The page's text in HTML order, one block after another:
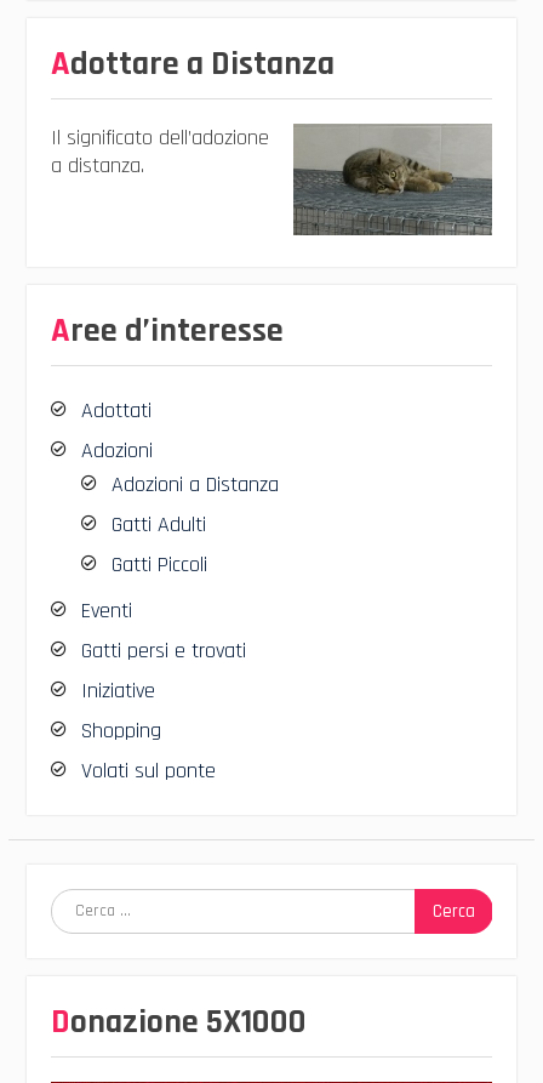
Adottare a Distanza
Il significato dell’adozione
a distanza.
Aree d’interesse
Adottati
Adozioni
Adozioni a Distanza
Gatti Adulti
Gatti Piccoli
Eventi
Gatti persi e trovati
Iniziative
Shopping
Volati sul ponte
Ricerca
per:
Donazione 5X1000